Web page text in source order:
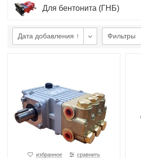
Для бентонита (ГНБ)
Дата добавления ↑ Фильтры
избранное сравнить